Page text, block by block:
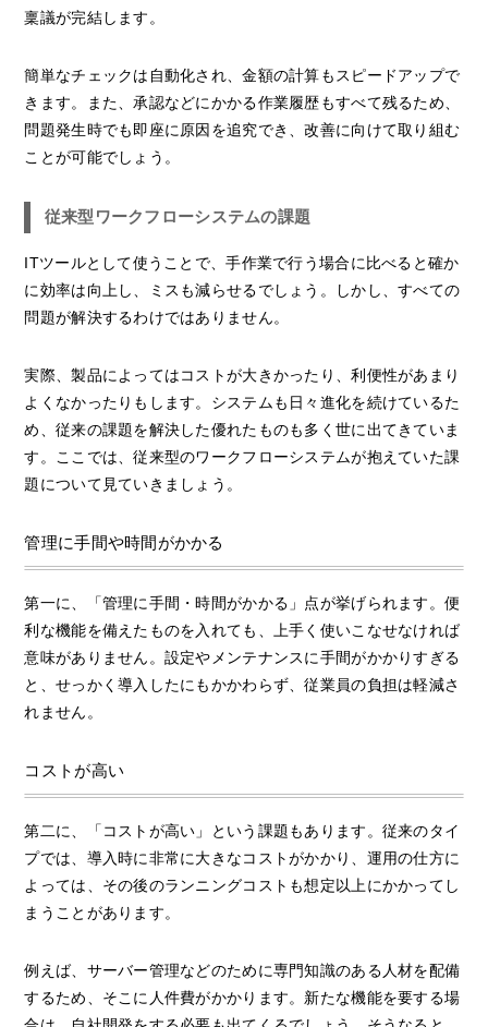
稟議が完結します。
簡単なチェックは自動化され、金額の計算もスピードアップで
きます。また、承認などにかかる作業履歴もすべて残るため、
問題発生時でも即座に原因を追究でき、改善に向けて取り組む
ことが可能でしょう。
従来型ワークフローシステムの課題
ITツールとして使うことで、手作業で行う場合に比べると確か
に効率は向上し、ミスも減らせるでしょう。しかし、すべての
問題が解決するわけではありません。
実際、製品によってはコストが大きかったり、利便性があまり
よくなかったりもします。システムも日々進化を続けているた
め、従来の課題を解決した優れたものも多く世に出てきていま
す。ここでは、従来型のワークフローシステムが抱えていた課
題について見ていきましょう。
管理に手間や時間がかかる
第一に、「管理に手間・時間がかかる」点が挙げられます。便
利な機能を備えたものを入れても、上手く使いこなせなければ
意味がありません。設定やメンテナンスに手間がかかりすぎる
と、せっかく導入したにもかかわらず、従業員の負担は軽減さ
れません。
コストが高い
第二に、「コストが高い」という課題もあります。従来のタイ
プでは、導入時に非常に大きなコストがかかり、運用の仕方に
よっては、その後のランニングコストも想定以上にかかってし
まうことがあります。
例えば、サーバー管理などのために専門知識のある人材を配備
するため、そこに人件費がかかります。新たな機能を要する場